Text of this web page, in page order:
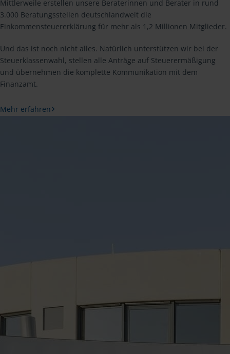
Mittlerweile erstellen unsere Beraterinnen und Berater in rund
3.000 Beratungsstellen deutschlandweit die
Einkommensteuererklärung für mehr als 1,2 Millionen Mitglieder.
Und das ist noch nicht alles. Natürlich unterstützen wir bei der
Steuerklassenwahl, stellen alle Anträge auf Steuerermäßigung
und übernehmen die komplette Kommunikation mit dem
Finanzamt.
Mehr erfahren